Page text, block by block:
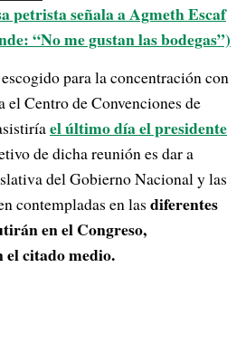
petrista señala a Agmeth Escaf
“No me gustan las bodegas”)
para la concentración con
Centro de Convenciones de
el último día el presidente
de dicha reunión es dar a
del Gobierno Nacional y las
contempladas en las diferentes
en el Congreso,
el citado medio.